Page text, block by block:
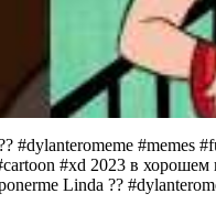
#memes
#xd 2023 в хорошем
Linda ?️?